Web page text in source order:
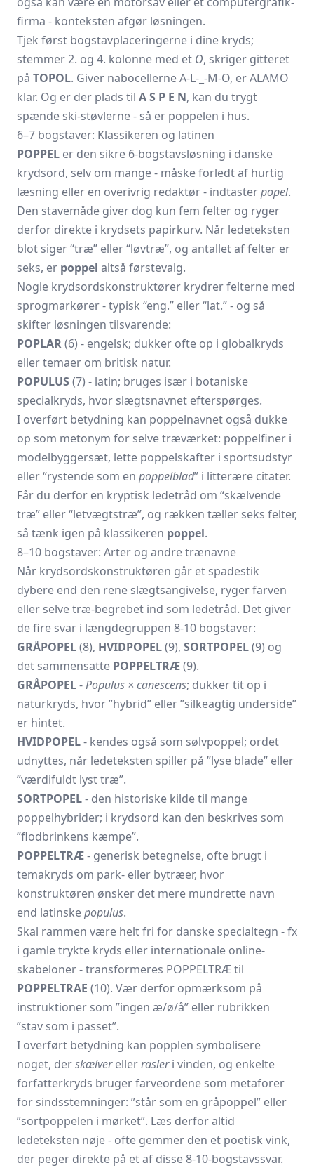
firma - konteksten afgør løsningen.
Tjek først bogstavplaceringerne i dine kryds;
stemmer 2. og 4. kolonne med et O, skriger gitteret
på TOPOL. Giver nabocellerne A-L-_-M-O, er ALAMO
klar. Og er der plads til A S P E N, kan du trygt
spænde ski-støvlerne - så er poppelen i hus.
6–7 bogstaver: Klassikeren og latinen
POPPEL er den sikre 6-bogstavs­løsning i danske
krydsord, selv om mange - måske forledt af hurtig
læsning eller en overivrig redaktør - indtasterpopel.
Den stavemåde giver dog kun fem felter og ryger
derfor direkte i krydsets papirkurv. Når ledeteksten
blot siger “træ” eller “løvtræ”, og antallet af felter er
seks, er poppel altså førstevalg.
Nogle krydsordskonstruktører krydrer felterne med
sprogmarkører - typisk “eng.” eller “lat.” - og så
skifter løsningen tilsvarende:
POPLAR(6) - engelsk; dukker ofte op i globalkryds
eller temaer om britisk natur.
POPULUS (7) - latin; bruges især i botaniske
specialkryds, hvor slægtsnavnet efterspørges.
I overført betydning kan poppelnavnet også dukke
op som metonym for selve træværket: poppel­finer i
modelbyggersæt, lette poppel­skafter i sportsudstyr
eller “rystende som en poppelblad” i litterære citater.
Får du derfor en kryptisk ledetråd om “skælvende
træ” eller “letvægts­træ”, og rækken tæller seks felter,
så tænk igen på klassikeren poppel.
8–10 bogstaver: Arter og andre trænavne
Når krydsordskonstruktøren går et spadestik
dybere end den rene slægtsangivelse, ryger farven
eller selve træ-begrebet ind som ledetråd. Det giver
de fire svar i længdegruppen 8-10 bogstaver:
GRÅPOPEL(8), HVIDPOPEL(9), SORTPOPEL(9) og
det sammensatte POPPELTRÆ(9).
GRÅPOPEL-Populus × canescens; dukker tit op i
naturkryds, hvor ”hybrid” eller ”silkeagtig underside”
er hintet.
HVIDPOPEL- kendes også som sølvpoppel; ordet
udnyttes, når ledeteksten spiller på ”lyse blade” eller
”værdifuldt lyst træ”.
SORTPOPEL- den historiske kilde til mange
poppelhybrider; i krydsord kan den beskrives som
”flodbrinkens kæmpe”.
POPPELTRÆ- generisk betegnelse, ofte brugt i
temakryds om park- eller bytræer, hvor
konstruktøren ønsker det mere mundrette navn
end latinskepopulus.
Skal rammen være helt fri for danske specialtegn - fx
i gamle trykte kryds eller internationale online-
skabeloner - transformeres POPPELTRÆ til
POPPELTRAE (10). Vær derfor opmærksom på
instruktioner som ”ingen æ/ø/å” eller rubrikken
”stav som i passet”.
I overført betydning kan popplen symbolisere
noget, derskælverellerrasleri vinden, og enkelte
forfatterkryds bruger farveordene som metaforer
for sindsstemninger: ”står som en gråpoppel” eller
”sortpoppelen i mørket”. Læs derfor altid
ledeteksten nøje - ofte gemmer den et poetisk vink,
der peger direkte på et af disse 8-10-bogstavssvar.